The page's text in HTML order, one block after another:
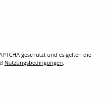
geschützt und es gelten die
Nutzungsbedingungen.